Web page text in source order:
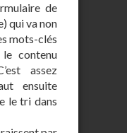
de
qui va non
mots-clés
contenu
assez
ensuite
le tri dans